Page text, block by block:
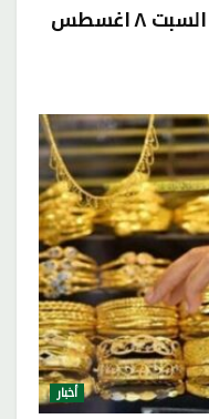
أسعار الخضار بالاسواق اليوم السبت ٨ اغسطس
أخبار